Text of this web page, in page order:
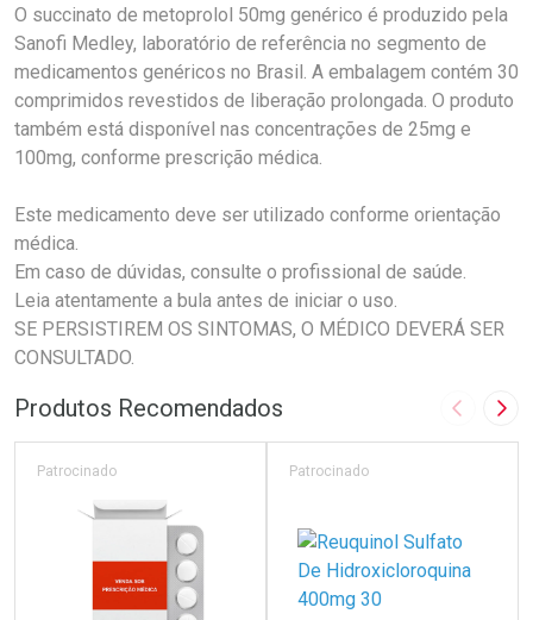
O succinato de metoprolol 50mg genérico é produzido pela
Sanofi Medley, laboratório de referência no segmento de
medicamentos genéricos no Brasil. A embalagem contém 30
comprimidos revestidos de liberação prolongada. O produto
também está disponível nas concentrações de 25mg e
100mg, conforme prescrição médica.
Este medicamento deve ser utilizado conforme orientação
médica.
Em caso de dúvidas, consulte o profissional de saúde.
Leia atentamente a bula antes de iniciar o uso.
SE PERSISTIREM OS SINTOMAS, O MÉDICO DEVERÁ SER
CONSULTADO.
Produtos Recomendados Imagem
Patrocinado Patrocinado